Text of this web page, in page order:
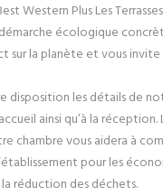
Western Plus Les
démarche écologique
sur la planète et vous
disposition les détails de
ainsi qu’à la réception.
chambre vous aidera à
pour les
la réduction des déchets.